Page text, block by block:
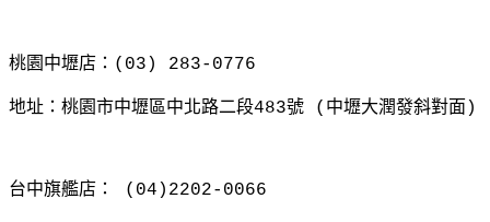
桃園中壢店： (03) 283-0776
地址：桃園市中壢區中北路二段483號 ( 中壢大潤發斜對面 )
台中旗艦店： (04)2202-0066